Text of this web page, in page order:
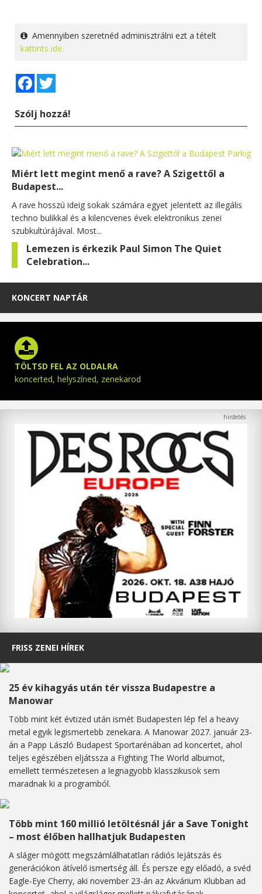
Amennyiben szeretnéd adminisztrálni ezt a tételt
kattints ide.
Facebook
Szólj hozzá!
Miért lett megint menő a rave? A Szigettől a
Budapest...
A rave hosszú ideig sokak számára egyet jelentett az illegális
techno bulikkal és a kilencvenes évek elektronikus zenei
szubkultúrájával. Most...
Lemezen is érkezik Paul Simon The Quiet
Celebration...
KONCERT NAPTÁR
TÖLTSD FEL AZ OLDALRA
koncerted, helyszíned, zenekarod
FRISS ZENEI HÍREK
25 év kihagyás után tér vissza Budapestre a
Manowar
Több mint két évtized után ismét Budapesten lép fel a heavy
metal egyik legismertebb zenekara. A Manowar 2027. január 23-
án a Papp László Budapest Sportarénában ad koncertet, ahol
teljes egészében eljátssza a Fighting The World albumot,
emellett természetesen a legnagyobb klasszikusok sem
maradnak ki a programból.
Több mint 160 millió letöltésnál jár a Save Tonight
– most élőben hallhatjuk Budapesten
A sláger mögött megszámlálhatatlan rádiós lejátszás és
generációkon átívelő ismertség áll. És persze egy előadó, a svéd
Eagle-Eye Cherry, aki november 23-án az Akvárium Klubban ad